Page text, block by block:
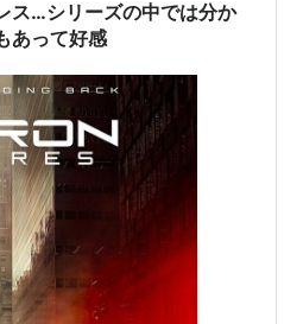
ス…シリーズの中では分か
あって好感